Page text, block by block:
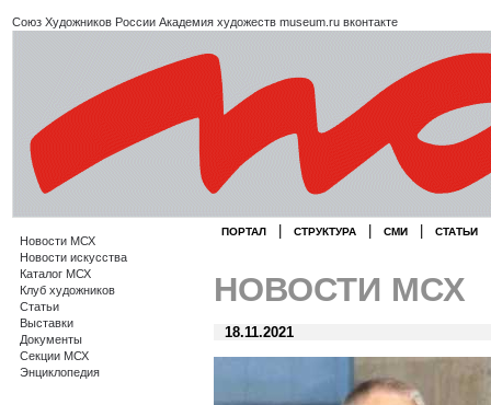
Союз Художников России Академия художеств museum.ru вконтакте
Новости МСХ
Новости искусства
Каталог МСХ
Клуб художников
Статьи
Выставки
Документы
Секции МСХ
Энциклопедия
ПОРТАЛ СТРУКТУРА СМИ СТАТЬИ
НОВОСТИ МСХ
18.11.2021